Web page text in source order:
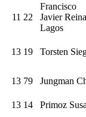
11 22
Francisco
Javier Reina
Lagos
13 19 Torsten
13 79 Jungman
13 14 Primoz Susa